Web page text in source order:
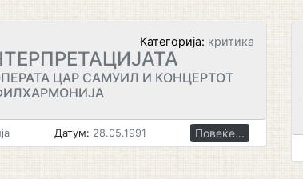
Категорија: критика
ЦАР САМУИЛ И КОНЦЕРТОТ
Датум: 28.05.1991 Повеќе...